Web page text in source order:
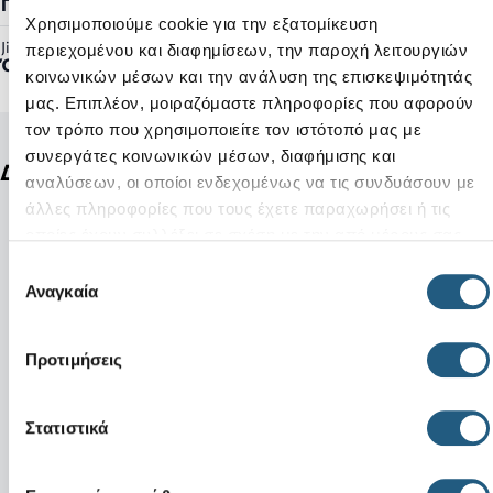
Χρησιμοποιούμε cookie για την εξατομίκευση
περιεχομένου και διαφημίσεων, την παροχή λειτουργιών
κοινωνικών μέσων και την ανάλυση της επισκεψιμότητάς
μας. Επιπλέον, μοιραζόμαστε πληροφορίες που αφορούν
τον τρόπο που χρησιμοποιείτε τον ιστότοπό μας με
συνεργάτες κοινωνικών μέσων, διαφήμισης και
αναλύσεων, οι οποίοι ενδεχομένως να τις συνδυάσουν με
άλλες πληροφορίες που τους έχετε παραχωρήσει ή τις
συγκατάθεσης
Αναγκαία
Προτιμήσεις
Στατιστικά
Jibbitz™ Ready:
Όχι
Δείτε ακόμη